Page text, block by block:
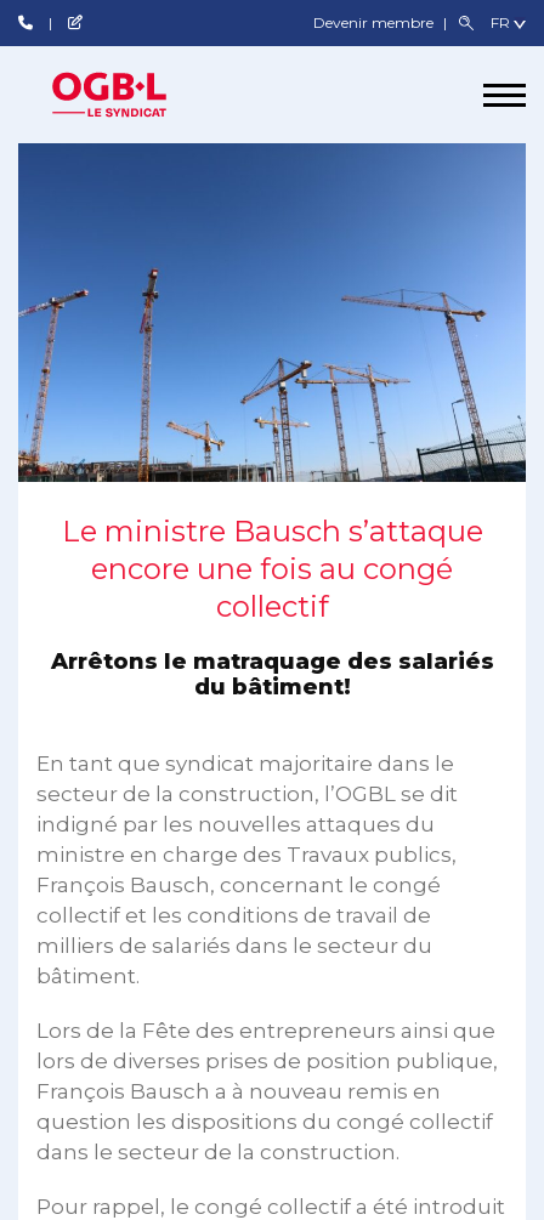
Devenir membre
Le ministre Bausch s’attaque
encore une fois au congé
collectif
Arrêtons le matraquage des salariés
du bâtiment!
En tant que syndicat majoritaire dans le
secteur de la construction, l’OGBL se dit
indigné par les nouvelles attaques du
ministre en charge des Travaux publics,
François Bausch, concernant le congé
collectif et les conditions de travail de
milliers de salariés dans le secteur du
bâtiment.
Lors de la Fête des entrepreneurs ainsi que
lors de diverses prises de position publique,
François Bausch a à nouveau remis en
question les dispositions du congé collectif
dans le secteur de la construction.
Pour rappel, le congé collectif a été introduit